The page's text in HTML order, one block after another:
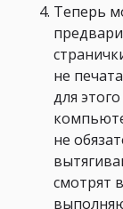
Теперь
не
для
не
смотрят